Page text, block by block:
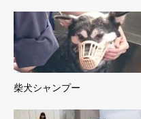
柴犬シャンプー